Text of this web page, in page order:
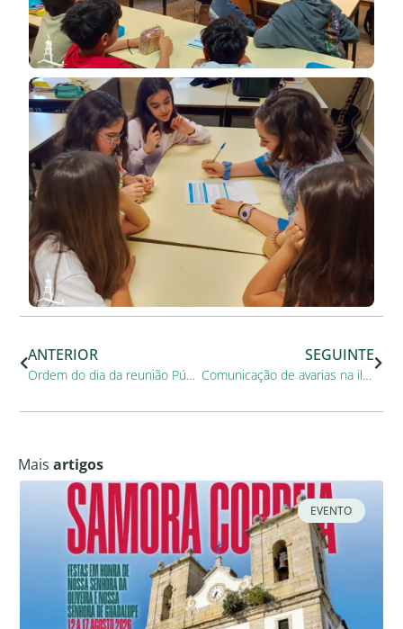
ANTERIOR
Ordem do dia da reunião Pública da Câmara Municipal de Benavente
SEGUINTE
Comunicação de avarias na iluminação pública
Mais artigos
EVENTO